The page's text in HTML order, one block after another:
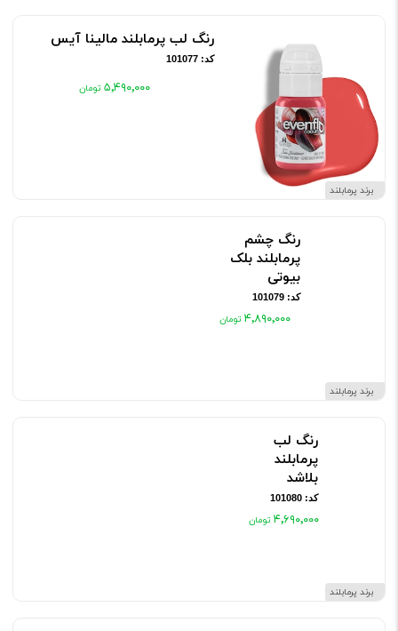
برند پرمابلند
رنگ لب پرمابلند مالینا آیس
کد: 101077
۵٬۴۹۰٬۰۰۰
برند پرمابلند
برند پرمابلند